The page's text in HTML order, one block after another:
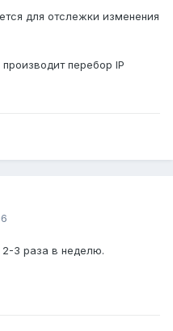
для отслежки изменения
перебор IP
2-3 раза в неделю.